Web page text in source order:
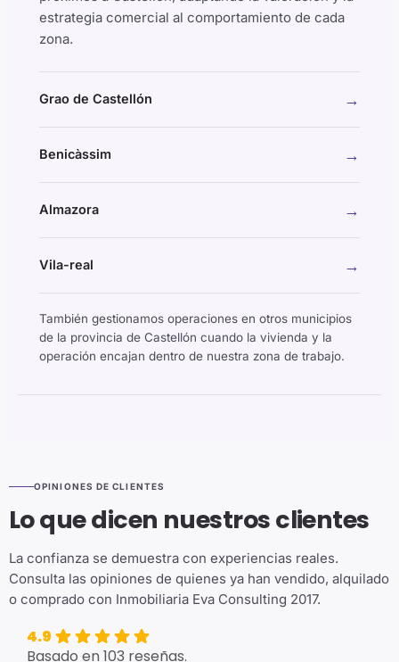
estrategia comercial al comportamiento de cada
zona.
Grao de Castellón →
Benicàssim →
Almazora →
Vila-real →
También gestionamos operaciones en otros municipios
de la provincia de Castellón cuando la vivienda y la
operación encajan dentro de nuestra zona de trabajo.
OPINIONES DE CLIENTES
Lo que dicen nuestros clientes
La confianza se demuestra con experiencias reales.
Consulta las opiniones de quienes ya han vendido, alquilado
o comprado con Inmobiliaria Eva Consulting 2017.
4.9
Basado en 103 reseñas.